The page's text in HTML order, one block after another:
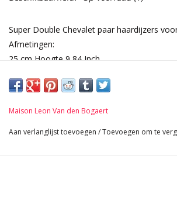
Super Double Chevalet paar haardijzers
Afmetingen:
25 cm Hoogte 9,84 Inch
40 cm Lengte 15,75 Inch
Maison Leon Van den Bogaert
Aan verlanglijst toevoegen /Toevoegen om te